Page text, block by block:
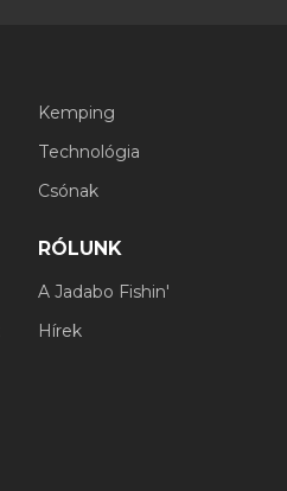
Kemping
Technológia
Csónak
RÓLUNK
A Jadabo Fishin'
Hírek